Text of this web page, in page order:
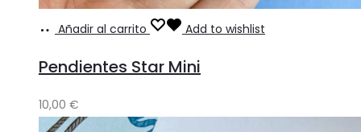
Añadir al carrito Add to wishlist
Pendientes Star Mini
10,00 €